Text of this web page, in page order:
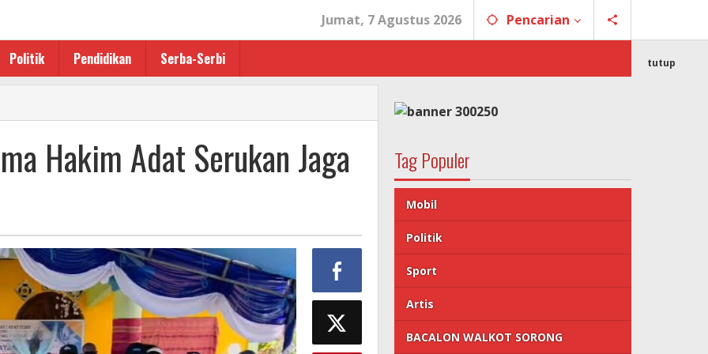
Jumat, 7 Agustus 2026 Pencarian
Politik Pendidikan Serba-Serbi tutup
Hakim Adat Serukan Jaga
Tag Populer
Mobil
Politik
Sport
Artis
BACALON WALKOT SORONG